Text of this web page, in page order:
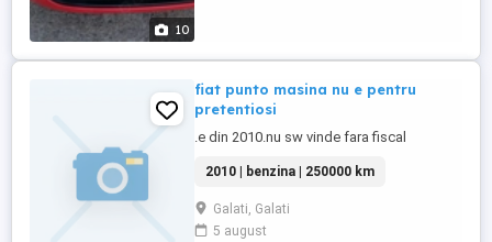
10
fiat punto masina nu e pentru
pretentiosi
.e din 2010.nu sw vinde fara fiscal
2010 | benzina | 250000 km
Galati, Galati
5 august